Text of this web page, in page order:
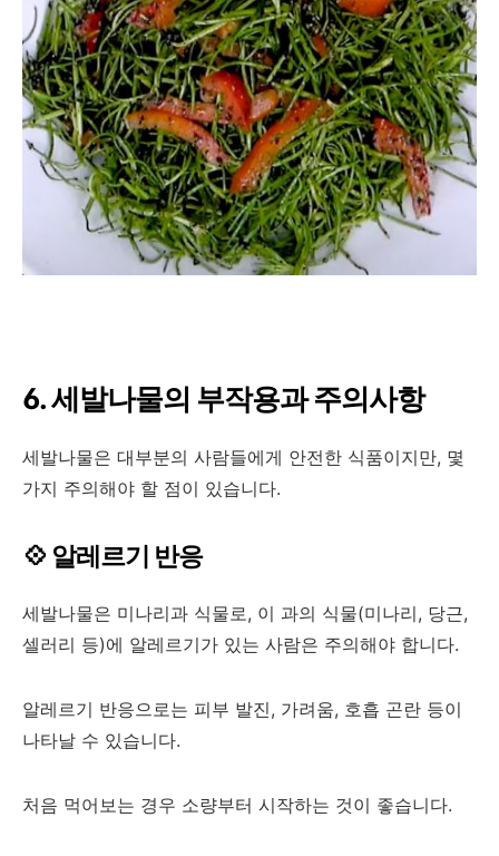
6. 세발나물의 부작용과 주의사항
세발나물은 대부분의 사람들에게 안전한 식품이지만, 몇
가지 주의해야 할 점이 있습니다.
💠 알레르기 반응
세발나물은 미나리과 식물로, 이 과의 식물(미나리, 당근,
셀러리 등)에 알레르기가 있는 사람은 주의해야 합니다.
알레르기 반응으로는 피부 발진, 가려움, 호흡 곤란 등이
나타날 수 있습니다.
처음 먹어보는 경우 소량부터 시작하는 것이 좋습니다.